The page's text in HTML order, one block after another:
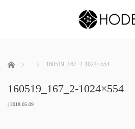
ホーム 160519_167_2-1024×554
160519_167_2-1024×554
| 2018.05.09